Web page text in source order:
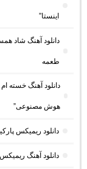
اینستا”
طعمه
دانلود آهنگ خسته
هوش مصنوعی”
دانلود ریمیکس پارکینسون 3 “رپی
دانلود آهنگ ریمیکس رنگارنگ